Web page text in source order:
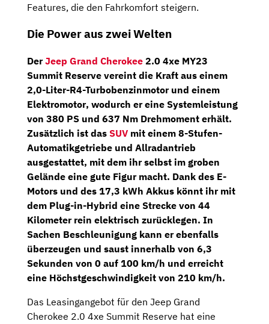
Features, die den Fahrkomfort steigern.
Die Power aus zwei Welten
DerJeep Grand Cherokee 2.0 4xe MY23
Summit Reserve vereint die Kraft aus einem
2,0-Liter-R4-Turbobenzinmotorund einem
Elektromotor, wodurch er eine Systemleistung
von 380 PS und 637 Nm Drehmoment erhält.
Zusätzlich ist das SUV mit einem 8-Stufen-
Automatikgetriebe und Allradantrieb
ausgestattet, mit dem ihr selbst im groben
Gelände eine gute Figur macht. Dank des E-
Motors und des 17,3 kWh Akkus könnt ihr mit
dem Plug-in-Hybrid eine Strecke von 44
Kilometer rein elektrisch zurücklegen. In
Sachen Beschleunigung kann er ebenfalls
überzeugen und saust innerhalb von 6,3
Sekunden von 0 auf 100 km/h und erreicht
eine Höchstgeschwindigkeit von 210 km/h.
Das Leasingangebot für den Jeep Grand
Cherokee 2.0 4xe Summit Reserve hat eine